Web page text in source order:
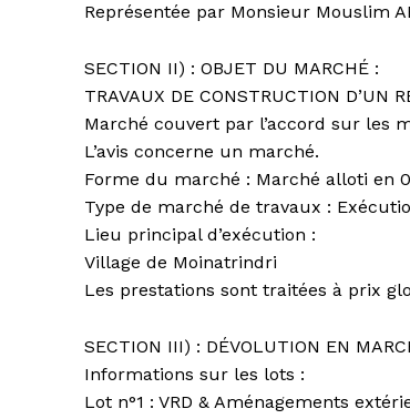
Représentée par Monsieur Mouslim
SECTION II) : OBJET DU MARCHÉ :
TRAVAUX DE CONSTRUCTION D’UN
Marché couvert par l’accord sur les
L’avis concerne un marché.
Forme du marché : Marché alloti en
Type de marché de travaux :
Lieu principal d’exécution :
Village de Moinatrindri
Les prestations sont traitées à prix
SECTION III) : DÉVOLUTION EN
Informations sur les lots :
Lot n°1 : VRD & Aménagements